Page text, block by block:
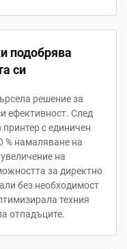
подобрява
си
решение за
ефективност. След
с единичен
% намаляване на
на
за директно
без необходимост
техния
отпадъците.